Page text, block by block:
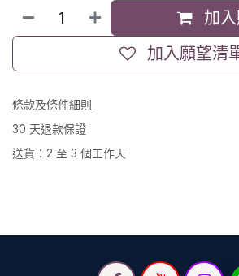
加
加入願望清
條款及條件細則
30 天退款保證
送貨：2 至 3 個工作天